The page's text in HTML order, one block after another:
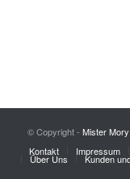
© Copyright - Mister Mory
Kontakt
Impressum
Über Uns Kunden